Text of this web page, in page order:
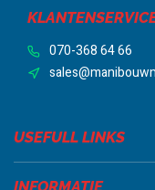
070-368 64 66
USEFULL LINKS
INFORMATIE